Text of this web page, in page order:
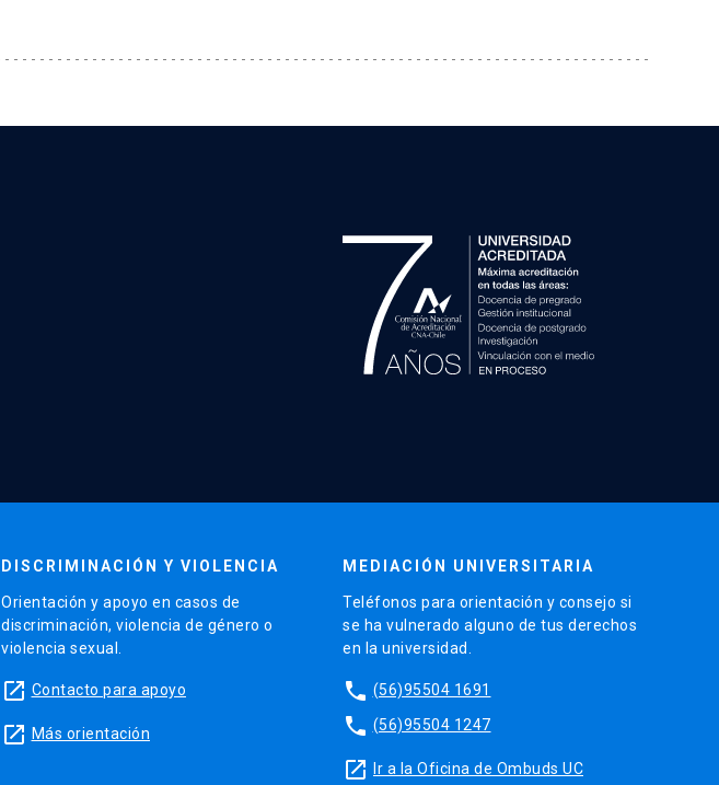
DISCRIMINACIÓN Y VIOLENCIA
Orientación y apoyo en casos de
discriminación, violencia de género o
violencia sexual.
launch Contacto para apoyo
launch Más orientación
MEDIACIÓN UNIVERSITARIA
Teléfonos para orientación y consejo si
se ha vulnerado alguno de tus derechos
en la universidad.
phone (56)95504 1691
phone (56)95504 1247
launch Ir a la Oficina de Ombuds UC